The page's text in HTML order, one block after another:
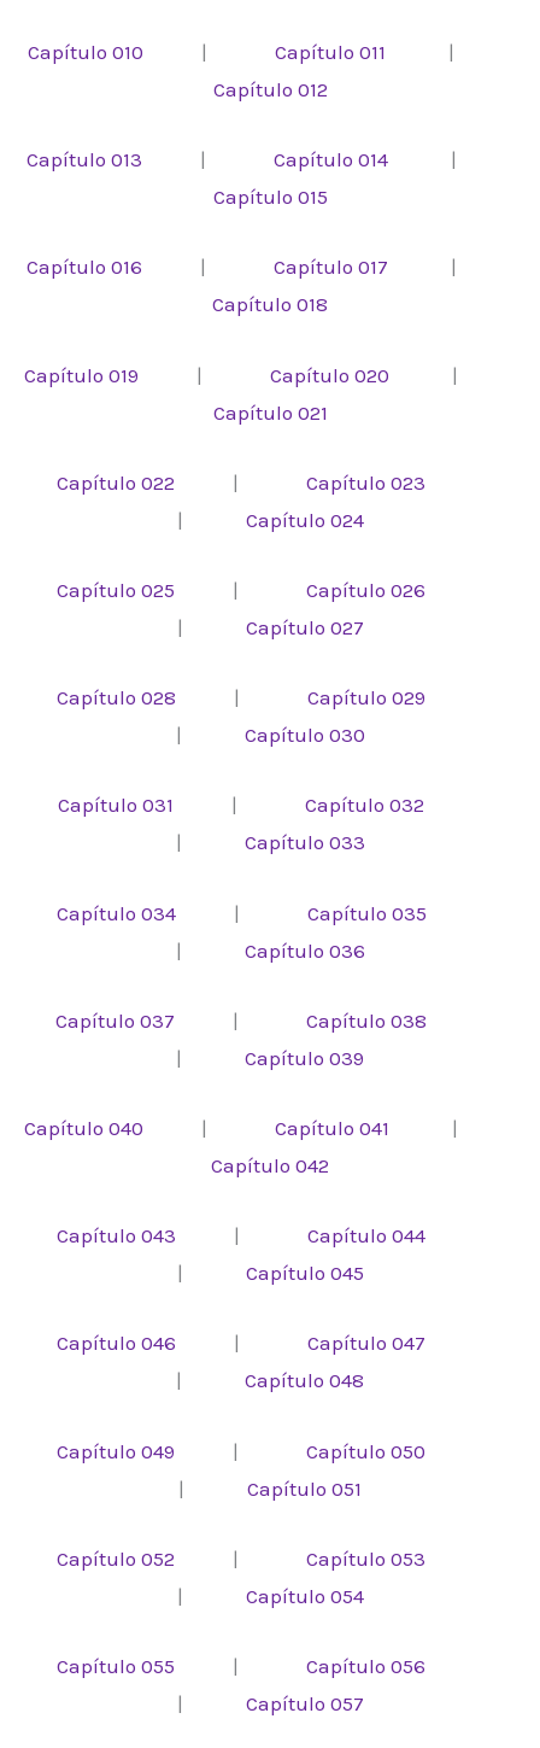
Capítulo 010 | Capítulo 011 |
Capítulo 012
Capítulo 013 | Capítulo 014|
Capítulo 015
Capítulo 016 | Capítulo 017 |
Capítulo 018
Capítulo 019 | Capítulo 020 |
Capítulo 021
Capítulo 022 | Capítulo 023
| Capítulo 024
Capítulo 025 | Capítulo 026
| Capítulo 027
Capítulo 028 | Capítulo 029
| Capítulo 030
Capítulo 031 | Capítulo 032
| Capítulo 033
Capítulo 034| Capítulo 035
| Capítulo 036
Capítulo 037 | Capítulo 038
| Capítulo 039
Capítulo 040 | Capítulo 041
|
Capítulo 042
Capítulo 043 | Capítulo 044
| Capítulo 045
Capítulo 046 | Capítulo 047
| Capítulo 048
Capítulo 049 | Capítulo 050
| Capítulo 051
Capítulo 052 | Capítulo 053
| Capítulo 054
Capítulo 055 | Capítulo 056
| Capítulo 057